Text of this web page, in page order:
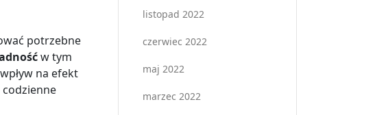
potrzebne
w tym
na efekt
codzienne
listopad 2022
czerwiec 2022
maj 2022
marzec 2022